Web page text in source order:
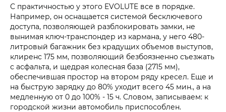
С практичностью у этого EVOLUTE все в порядке.
Например, он оснащается системой бесключевого
доступа, позволяющей разблокировать замки, не
вынимая ключ-транспондер из кармана, у него 480-
литровый багажник без крадущих объемов выступов,
клиренс 175 мм, позволяющий безбоязненно съезжать
с асфальта, и щедрая колесная база (2715 мм),
обеспечившая простор на втором ряду кресел. Еще и
на быструю зарядку до 80% уходит всего 45 мин., а на
медленную от 0 до 100% - 15 ч. Словом, записываем: к
городской жизни автомобиль приспособлен.